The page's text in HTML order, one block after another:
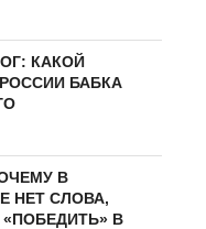
КАКОЙ
БАБКА
В
НЕТ СЛОВА,
В